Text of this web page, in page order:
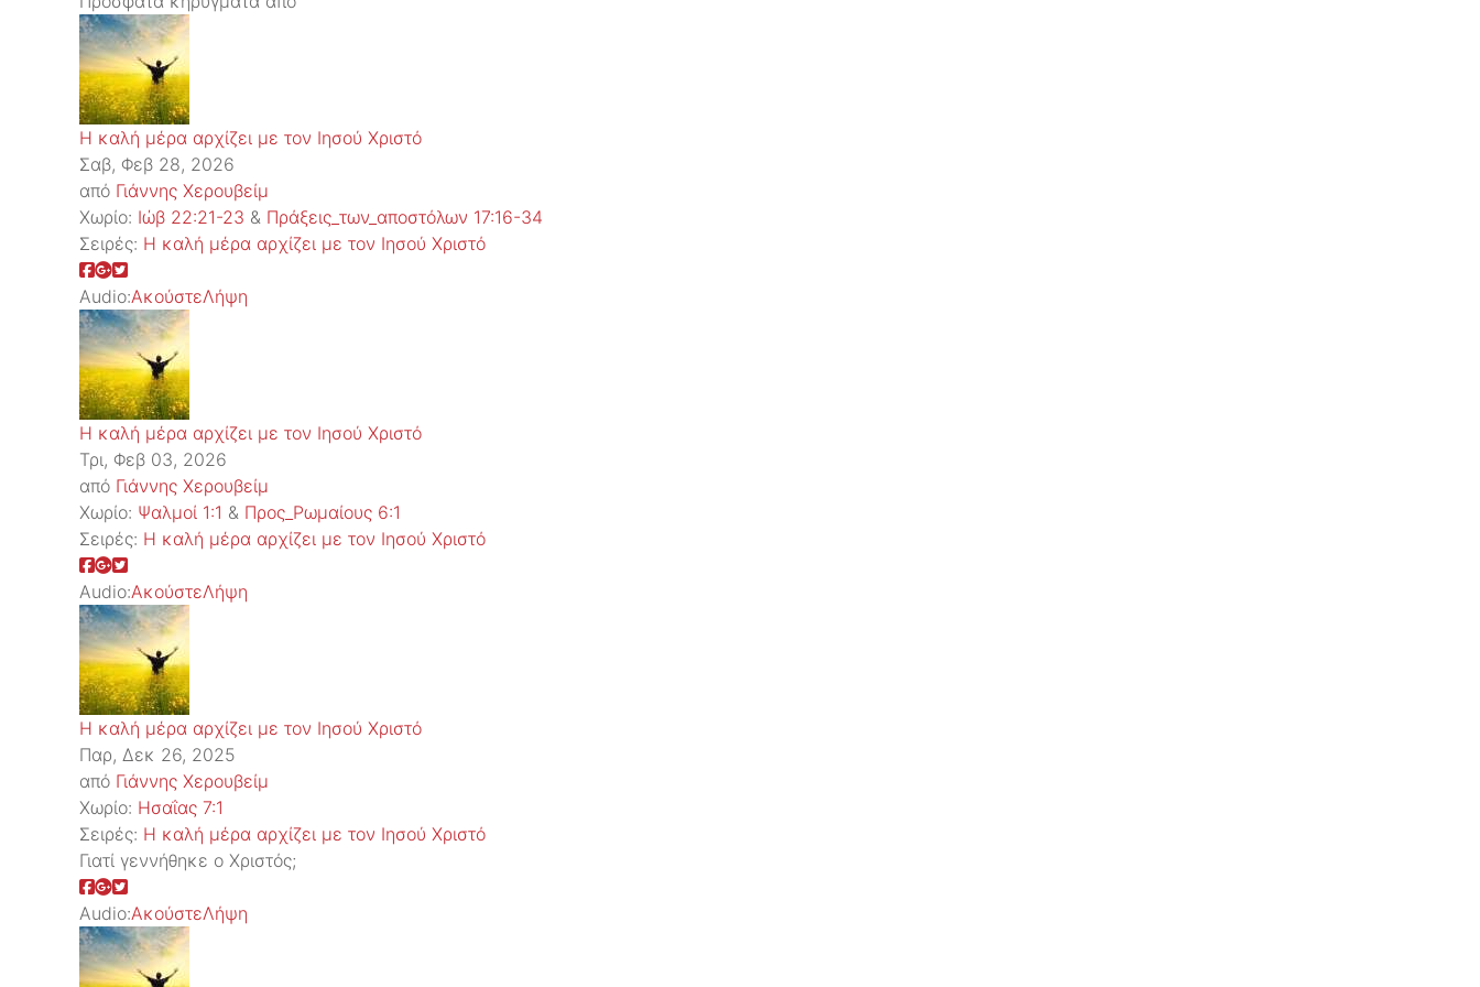
Η καλή μέρα αρχίζει με τον Ιησού Χριστό
Σαβ, Φεβ 28, 2026
από Γιάννης Χερουβείμ
Χωρίο: Ιώβ 22:21-23 & Πράξεις_των_αποστόλων 17:16-34
Σειρές: Η καλή μέρα αρχίζει με τον Ιησού Χριστό
Audio:ΑκούστεΛήψη
Η καλή μέρα αρχίζει με τον Ιησού Χριστό
Τρι, Φεβ 03, 2026
από Γιάννης Χερουβείμ
Χωρίο: Ψαλμοί 1:1 & Προς_Ρωμαίους 6:1
Σειρές: Η καλή μέρα αρχίζει με τον Ιησού Χριστό
Audio:ΑκούστεΛήψη
Η καλή μέρα αρχίζει με τον Ιησού Χριστό
Παρ, Δεκ 26, 2025
από Γιάννης Χερουβείμ
Χωρίο: Ησαΐας 7:1
Σειρές: Η καλή μέρα αρχίζει με τον Ιησού Χριστό
Γιατί γεννήθηκε ο Χριστός;
Audio:ΑκούστεΛήψη